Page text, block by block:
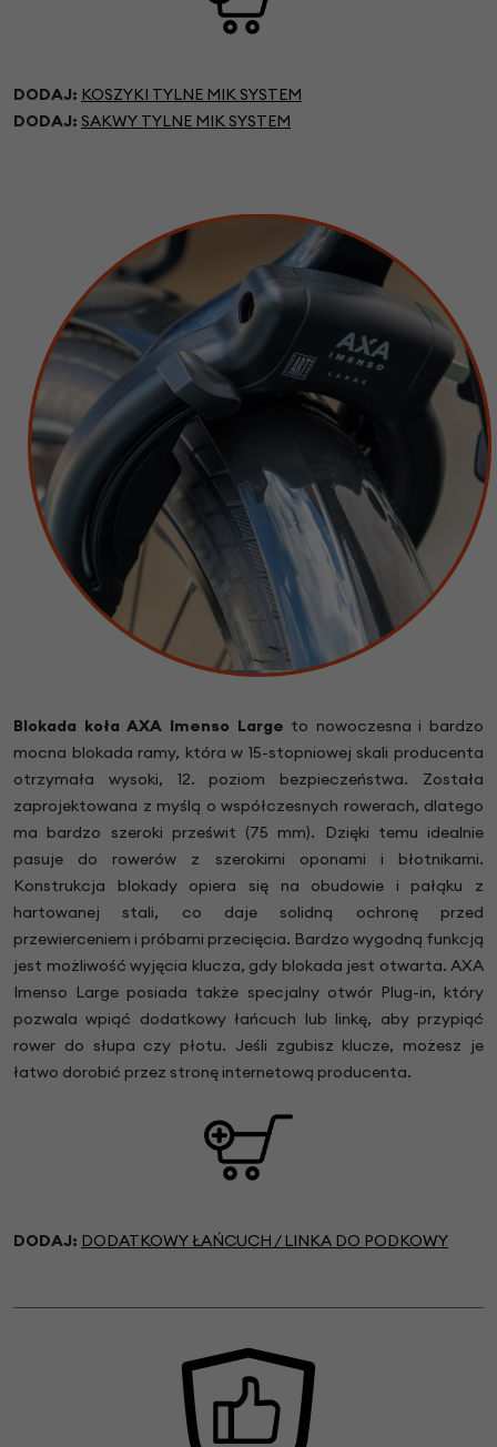
DODAJ: KOSZYKI TYLNE MIK SYSTEM
DODAJ: SAKWY TYLNE MIK SYSTEM
Blokada kołaAXA Imenso Large to nowoczesna i bardzo
mocna blokada ramy, która w 15-stopniowej skali producenta
otrzymała wysoki, 12. poziom bezpieczeństwa. Została
zaprojektowana z myślą o współczesnych rowerach, dlatego
ma bardzo szeroki prześwit (75 mm). Dzięki temu idealnie
pasuje do rowerów z szerokimi oponami i błotnikami.
Konstrukcja blokady opiera się na obudowie i pałąku z
hartowanej stali, co daje solidną ochronę przed
przewierceniem i próbami przecięcia. Bardzo wygodną funkcją
jest możliwość wyjęcia klucza, gdy blokada jest otwarta. AXA
Imenso Large posiada także specjalny otwór Plug-in, który
pozwala wpiąć dodatkowy łańcuch lub linkę, aby przypiąć
rower do słupa czy płotu. Jeśli zgubisz klucze, możesz je
łatwo dorobić przez stronę internetową producenta.
DODAJ: DODATKOWY ŁAŃCUCH / LINKA DO PODKOWY